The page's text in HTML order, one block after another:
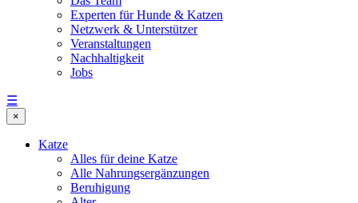
Experten für Hunde & Katzen
Netzwerk & Unterstützer
Veranstaltungen
Nachhaltigkeit
Jobs
☰
×
Katze
Alles für deine Katze
Alle Nahrungsergänzungen
Beruhigung